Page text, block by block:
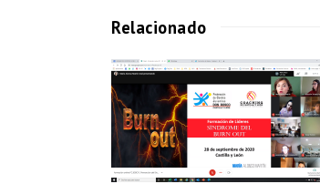
Relacionado